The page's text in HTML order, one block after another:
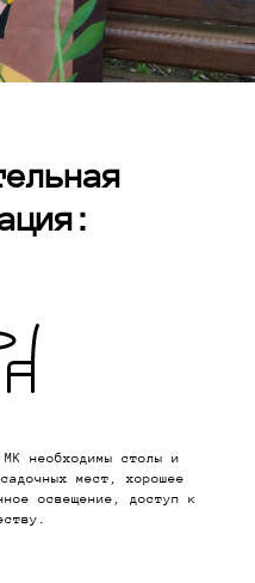
необходимы столы и
мест, хорошее
освещение, доступ к